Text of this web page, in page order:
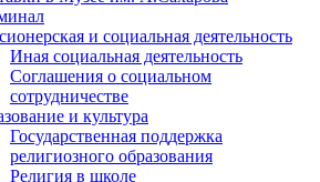
и социальная деятельность
Иная социальная деятельность
Соглашения о социальном
сотрудничестве
и культура
Государственная поддержка
религиозного образования
Религия в школе